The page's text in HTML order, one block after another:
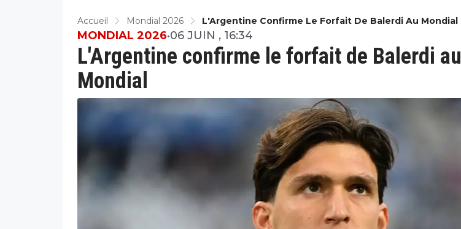
Accueil Mondial 2026 L'Argentine Confirme Le Forfait De Balerdi Au Mondial
L'Argentine confirme le forfait de Balerdi au
Mondial
MONDIAL 2026•06 JUIN , 16:34